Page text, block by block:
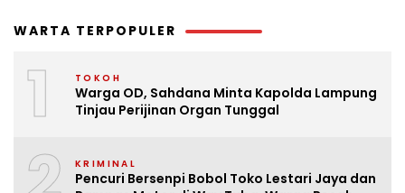
WARTA TERPOPULER
1 TOKOH
Warga OD, Sahdana Minta Kapolda Lampung
Tinjau Perijinan Organ Tunggal
KRIMINAL
Pencuri Bersenpi Bobol Toko Lestari Jaya dan